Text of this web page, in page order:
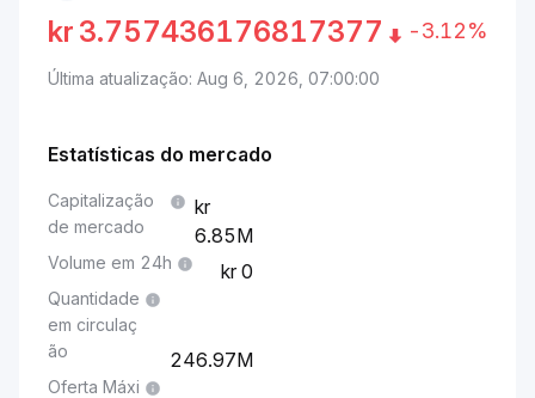
kr 3.757436176817377 -3.12%
Última atualização: Aug 6, 2026, 07:00:00
Estatísticas do mercado
Capitalização
de mercado
6.85M
Volume em 24h 0
Quantidade
em circulaç
ão
246.97M
Oferta Máxi